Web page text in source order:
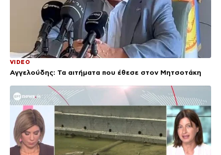
VIDEO
Αγγελούδης: Τα αιτήματα που έθεσε στον Μητσοτάκη